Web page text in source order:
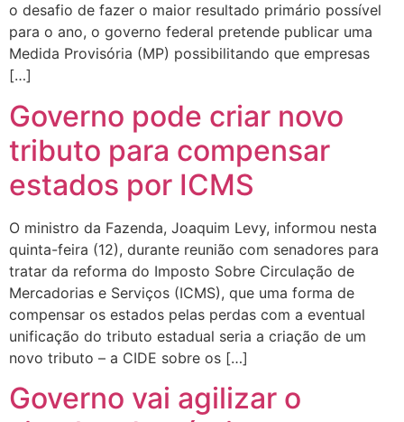
o desafio de fazer o maior resultado primário possível
para o ano, o governo federal pretende publicar uma
Medida Provisória (MP) possibilitando que empresas
[…]
Governo pode criar novo
tributo para compensar
estados por ICMS
O ministro da Fazenda, Joaquim Levy, informou nesta
quinta-feira (12), durante reunião com senadores para
tratar da reforma do Imposto Sobre Circulação de
Mercadorias e Serviços (ICMS), que uma forma de
compensar os estados pelas perdas com a eventual
unificação do tributo estadual seria a criação de um
novo tributo – a CIDE sobre os […]
Governo vai agilizar o